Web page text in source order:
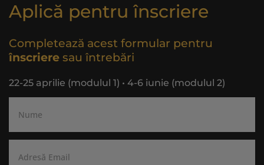
Aplică pentru înscriere
Completează acest formular pentru
înscriere sau întrebări
22-25 aprilie (modulul 1) • 4-6 iunie (modulul 2)